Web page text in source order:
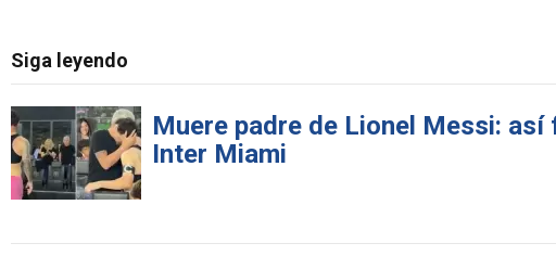
Siga leyendo
Muere padre de Lionel Messi: así
Inter Miami